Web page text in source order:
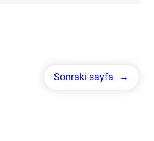
Sonraki sayfa →